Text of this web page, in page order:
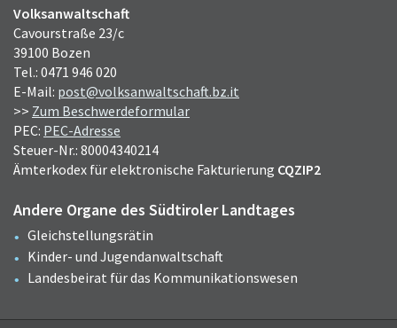
Volksanwaltschaft
Cavourstraße 23/c
39100 Bozen
Tel.: 0471 946 020
E-Mail: post@volksanwaltschaft.bz.it
>> Zum Beschwerdeformular
PEC: PEC-Adresse
Steuer-Nr.: 80004340214
Ämterkodex für elektronische Fakturierung CQZIP2
Andere Organe des Südtiroler Landtages
Gleichstellungsrätin
Kinder- und Jugendanwaltschaft
Landesbeirat für das Kommunikationswesen